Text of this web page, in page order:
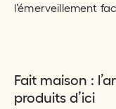
l’émerveillement
Fait maison :
produits d’ici